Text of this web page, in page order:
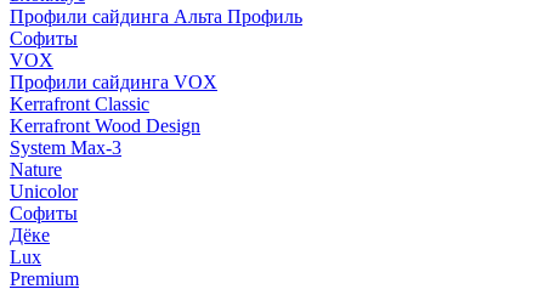
Профили сайдинга Альта Профиль
Софиты
VOX
Профили сайдинга VOX
Kerrafront Classic
Kerrafront Wood Design
System Max-3
Nature
Unicolor
Софиты
Дёке
Lux
Premium